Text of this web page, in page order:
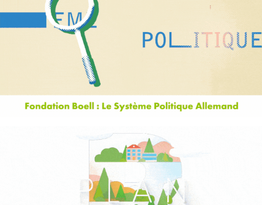
Le système politique allemand
PLUI